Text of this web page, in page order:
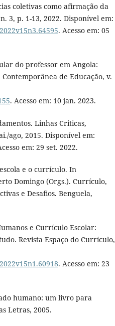
coletivas como afirmação da
3, p. 1-13, 2022. Disponível em:
. Acesso em: 05
do professor em Angola:
de Educação, v.
. Acesso em: 10 jan. 2023.
Linhas Criticas,
ago, 2015. Disponível em:
em: 29 set. 2022.
e o currículo. In
Domingo (Orgs.). Currículo,
e Desafios. Benguela,
e Currículo Escolar:
Revista Espaço do Currículo,
. Acesso em: 23
humano: um livro para
Letras, 2005.